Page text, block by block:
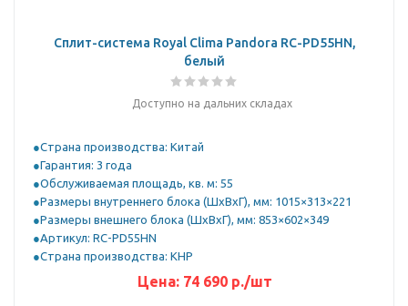
Сплит-система Royal Clima Pandora RC-PD55HN,
белый
Доступно на дальних складах
Страна производства: Китай
Гарантия: 3 года
Обслуживаемая площадь, кв. м: 55
Размеры внутреннего блока (ШхВхГ), мм: 1015×313×221
Размеры внешнего блока (ШхВхГ), мм: 853×602×349
Артикул: RC-PD55HN
Страна производства: КНР
Цена: 74 690р./шт